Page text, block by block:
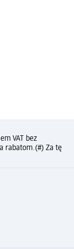
VAT bez
rabatom.(#) Za tę